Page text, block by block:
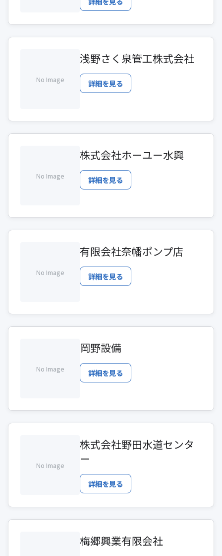
No Image
浅野さく泉管工株式会社
詳細を見る
No Image
株式会社ホーユー水興
詳細を見る
No Image
有限会社奈幡ポンプ店
詳細を見る
No Image
岡野設備
詳細を見る
No Image
株式会社野田水道センタ
ー
詳細を見る
梅郷興業有限会社